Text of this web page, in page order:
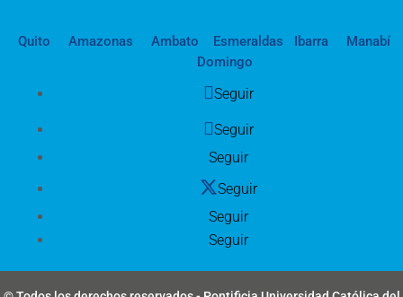
Quito Amazonas Ambato Esmeraldas Ibarra
Manabí
Domingo
Seguir
Seguir
Seguir
Seguir
Seguir
Seguir